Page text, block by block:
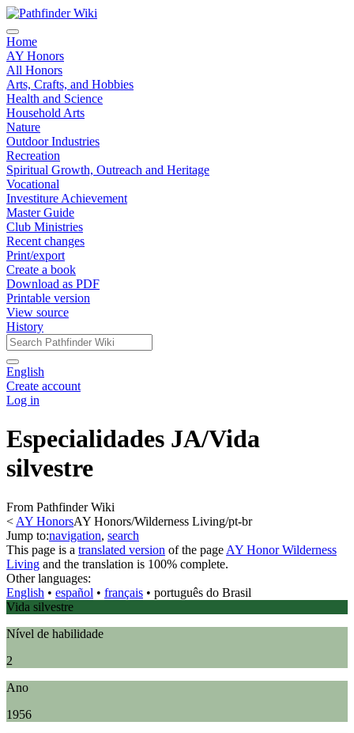
Home
AY Honors
All Honors
Arts, Crafts, and Hobbies
Health and Science
Household Arts
Nature
Outdoor Industries
Recreation
Spiritual Growth, Outreach and Heritage
Vocational
Investiture Achievement
Master Guide
Club Ministries
Recent changes
Print/export
Create a book
Download as PDF
Printable version
View source
History
English
Create account
Log in
Especialidades JA/Vida
silvestre
From Pathfinder Wiki
< AY HonorsAY Honors/Wilderness Living/pt-br
Jump to:navigation, search
This page is a translated version of the page AY Honor Wilderness
Living and the translation is 100% complete.
Other languages:
English • ‎ español • ‎ français • ‎ português do Brasil
Vida silvestre
Nível de habilidade
2
Ano
1956